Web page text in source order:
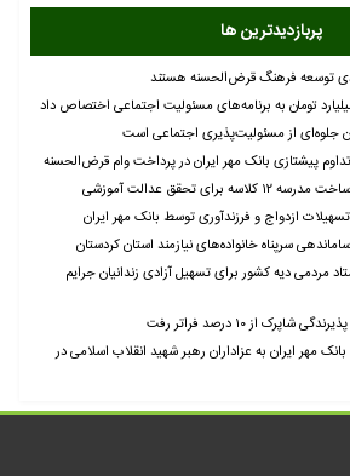
پربازدیدترین ها
توسعه فرهنگ قرض‌الحسنه هستند
جلوه‌ای از مسئولیت‌پذیری اجتماعی است
تحقق عدالت آموزشی
سرپناه خانواده‌های نیازمند استان کردستان
مردمی دیه کشور برای تسهیل آزادی زندانیان جرایم
از ۱۰ درصد فراتر رفت
مهر ایران به عزاداران رهبر شهید انقلاب اسلامی در